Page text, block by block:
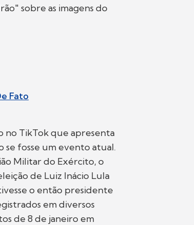
sobre as imagens do
Fato
no TikTok que apresenta
se fosse um evento atual.
Militar do Exército, o
de Luiz Inácio Lula
o então presidente
em diversos
de 8 de janeiro em